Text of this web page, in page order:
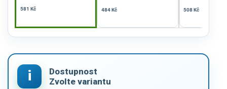
581 Kč 484 Kč 508 Kč